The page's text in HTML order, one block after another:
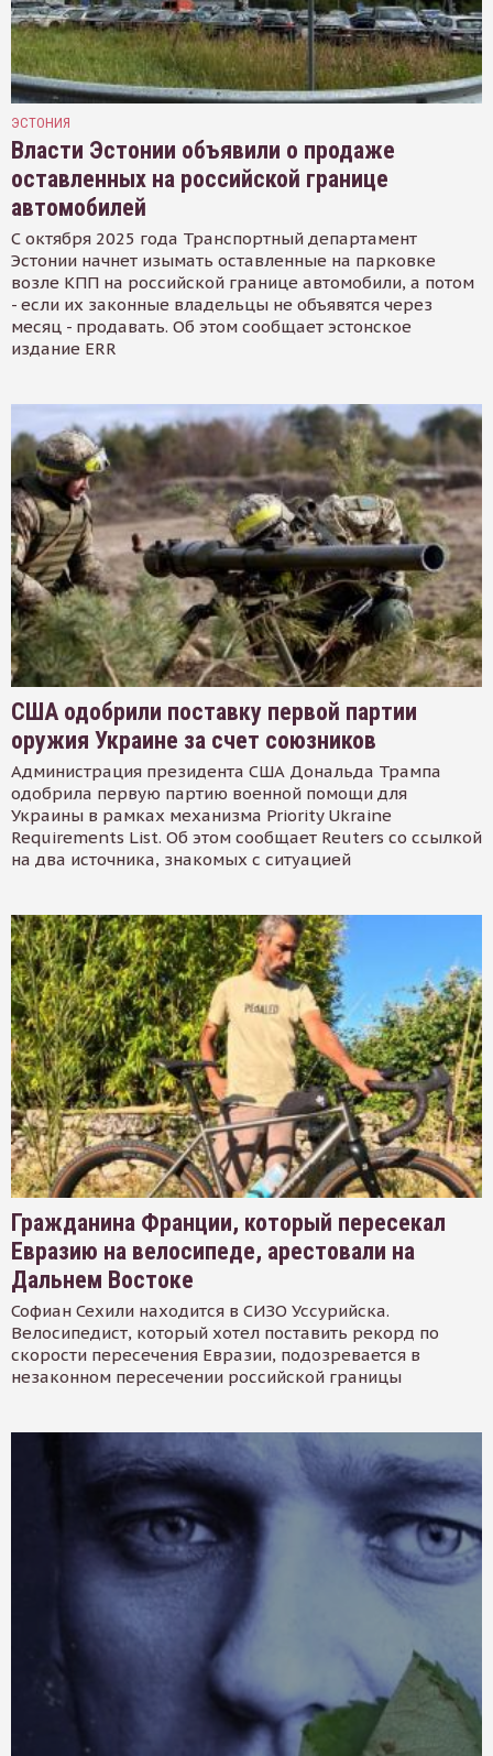
ЭСТОНИЯ
Власти Эстонии объявили о продаже
оставленных на российской границе
автомобилей
С октября 2025 года Транспортный департамент
Эстонии начнет изымать оставленные на парковке
возле КПП на российской границе автомобили, а потом
- если их законные владельцы не объявятся через
месяц - продавать. Об этом сообщает эстонское
издание ERR
США одобрили поставку первой партии
оружия Украине за счет союзников
Администрация президента США Дональда Трампа
одобрила первую партию военной помощи для
Украины в рамках механизма Priority Ukraine
Requirements List. Об этом сообщает Reuters со ссылкой
на два источника, знакомых с ситуацией
Гражданина Франции, который пересекал
Евразию на велосипеде, арестовали на
Дальнем Востоке
Софиан Сехили находится в СИЗО Уссурийска.
Велосипедист, который хотел поставить рекорд по
скорости пересечения Евразии, подозревается в
незаконном пересечении российской границы